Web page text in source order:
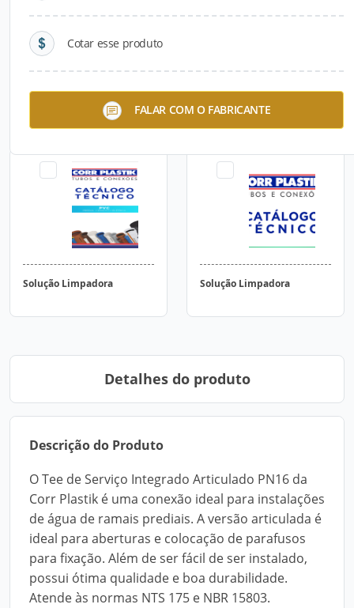
Cotar esse produto
FALAR COM O FABRICANTE
Tubo PVC-O Esgoto PN 12,5
Solução Limpadora Solução Limpadora
Detalhes do produto
Descrição do Produto
O Tee de Serviço Integrado Articulado PN16 da
Corr Plastik é uma conexão ideal para instalações
de água de ramais prediais. A versão articulada é
ideal para aberturas e colocação de parafusos
para fixação. Além de ser fácil de ser instalado,
possui ótima qualidade e boa durabilidade.
Atende às normas NTS 175 e NBR 15803.